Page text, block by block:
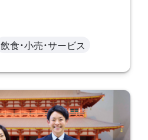
飲食・小売・サービス